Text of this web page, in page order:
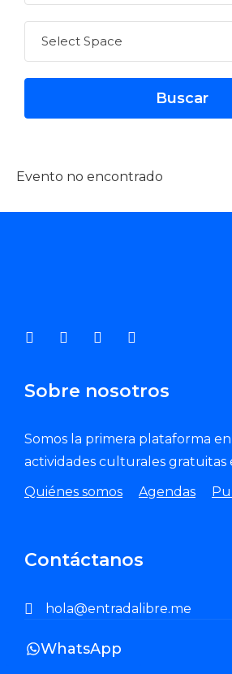
Evento no encontrado
Sobre nosotros
Somos la primera plataforma
actividades culturales gratuitas
Quiénes somos
Agendas
Contáctanos
hola@entradalibre.me
WhatsApp